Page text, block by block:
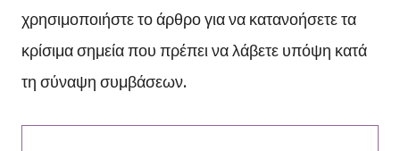
χρησιμοποιήστε το άρθρο για να κατανοήσετε τα
κρίσιμα σημεία που πρέπει να λάβετε υπόψη κατά
τη σύναψη συμβάσεων.